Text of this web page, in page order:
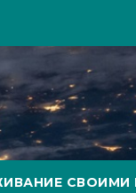
СВОИМИ